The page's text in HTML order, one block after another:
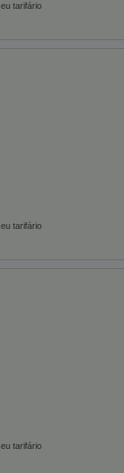
tarifário
tarifário
tarifário